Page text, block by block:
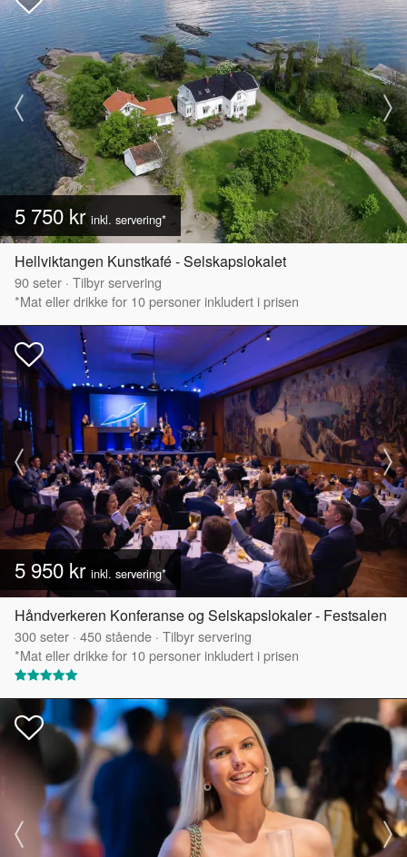
5 750 krinkl. servering*
Hellviktangen Kunstkafé - Selskapslokalet
90seter · Tilbyr servering
*Mat eller drikke for 10 personer inkludert i prisen
5 950 kr inkl. servering*
Håndverkeren Konferanse og Selskapslokaler - Festsalen
300seter · 450stående · Tilbyr servering
*Mat eller drikke for 10 personer inkludert i prisen